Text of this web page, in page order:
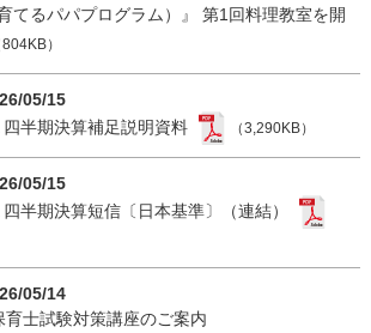
てるパパプログラム）』 第1回料理教室を開
804KB）
05/15
半期決算補足説明資料
（3,290KB）
05/15
半期決算短信〔日本基準〕（連結）
05/14
士試験対策講座のご案内